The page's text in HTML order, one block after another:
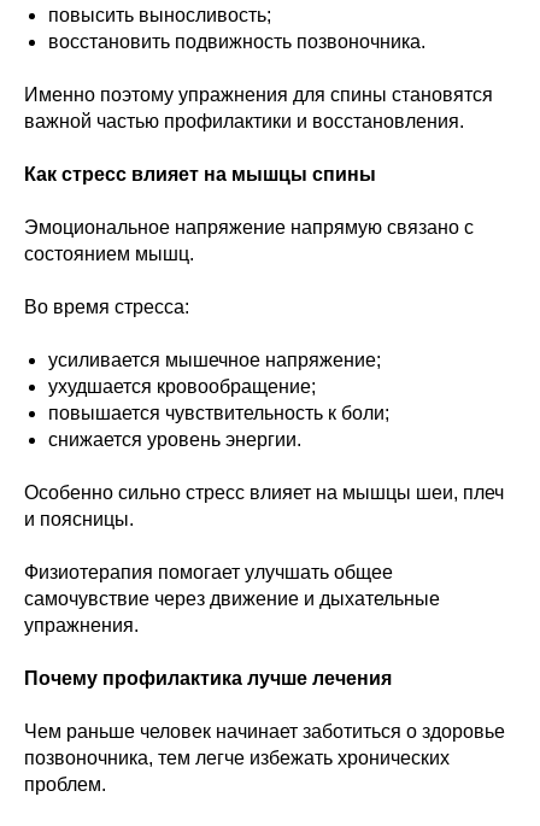
повысить выносливость;
восстановить подвижность позвоночника.
Именно поэтому упражнения для спины становятся
важной частью профилактики и восстановления.
Как стресс влияет на мышцы спины
Эмоциональное напряжение напрямую связано с
состоянием мышц.
Во время стресса:
усиливается мышечное напряжение;
ухудшается кровообращение;
повышается чувствительность к боли;
снижается уровень энергии.
Особенно сильно стресс влияет на мышцы шеи, плеч
и поясницы.
Физиотерапия помогает улучшать общее
самочувствие через движение и дыхательные
упражнения.
Почему профилактика лучше лечения
Чем раньше человек начинает заботиться о здоровье
позвоночника, тем легче избежать хронических
проблем.